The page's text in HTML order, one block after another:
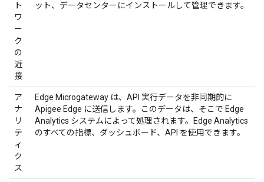
ト
ワ
ー
ク
の
近
接
ット、データセンターにインストールして管理できます。
ア
ナ
リ
テ
ィ
ク
ス
Edge Microgateway は、API 実行データを非同期的に
Apigee Edge に送信します。このデータは、そこで Edge
Analytics システムによって処理されます。Edge Analytics
のすべての指標、ダッシュボード、API を使用できます。